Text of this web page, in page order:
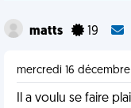
matts 19
mercredi 16 décembre
Il a voulu se faire